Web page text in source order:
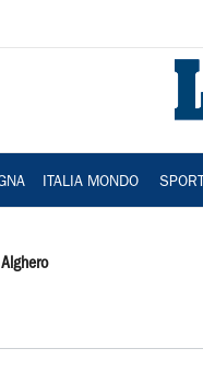
ITALIA MONDO SPORT
Alghero